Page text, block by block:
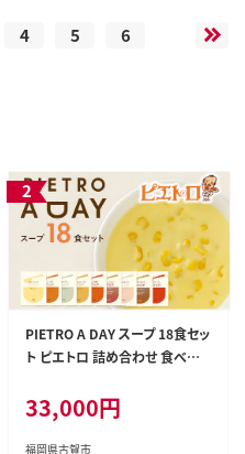
4 5 6
PIETRO A DAY スープ 18食セッ
ト ピエトロ 詰め合わせ 食べ比
贈答 贈り物 コーン ポタージュ
トマトスープ コンソメスープ 長
期保存 保存食 備蓄 送料無料
33,000円
福岡県古賀市